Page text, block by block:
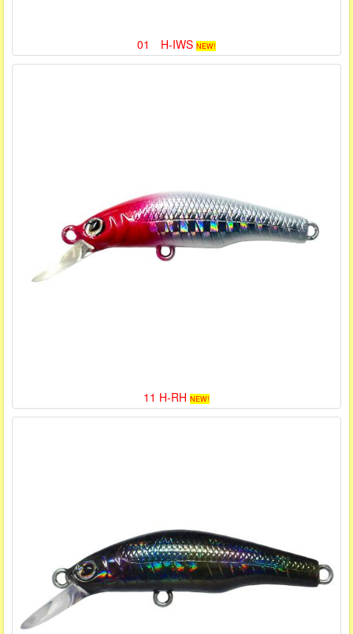
01 H-IWS NEW!
11 H-RH NEW!